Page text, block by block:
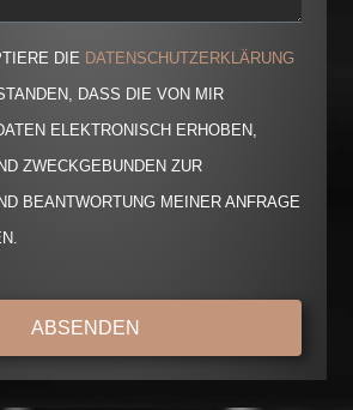
DIE DATENSCHUTZERKLÄRUNG
DASS DIE VON MIR
ELEKTRONISCH ERHOBEN,
ZWECKGEBUNDEN ZUR
BEANTWORTUNG MEINER ANFRAGE
ABSENDEN